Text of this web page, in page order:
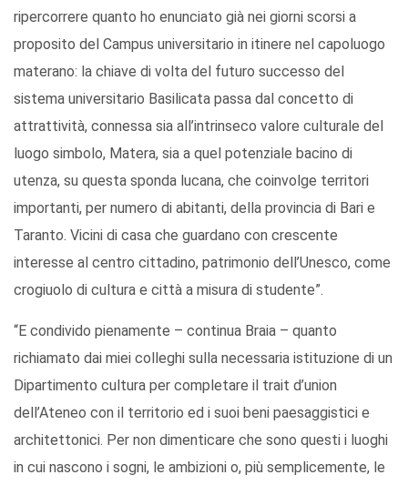
ripercorrere quanto ho enunciato già nei giorni scorsi a
proposito del Campus universitario in itinere nel capoluogo
materano: la chiave di volta del futuro successo del
sistema universitario Basilicata passa dal concetto di
attrattività, connessa sia all’intrinseco valore culturale del
luogo simbolo, Matera, sia a quel potenziale bacino di
utenza, su questa sponda lucana, che coinvolge territori
importanti, per numero di abitanti, della provincia di Bari e
Taranto. Vicini di casa che guardano con crescente
interesse al centro cittadino, patrimonio dell’Unesco, come
crogiuolo di cultura e città a misura di studente”.
“E condivido pienamente – continua Braia – quanto
richiamato dai miei colleghi sulla necessaria istituzione di un
Dipartimento cultura per completare il trait d’union
dell’Ateneo con il territorio ed i suoi beni paesaggistici e
architettonici. Per non dimenticare che sono questi i luoghi
in cui nascono i sogni, le ambizioni o, più semplicemente, le